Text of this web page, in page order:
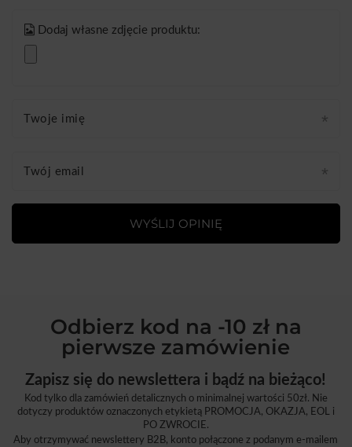
Dodaj własne zdjęcie produktu:
Twoje imię
Twój email
WYŚLIJ OPINIĘ
Odbierz kod na -10 zł na
pierwsze zamówienie
Zapisz się do newslettera i bądź na bieżąco!
Kod tylko dla zamówień detalicznych o minimalnej wartości 50zł. Nie
dotyczy produktów oznaczonych etykietą PROMOCJA, OKAZJA, EOL i
PO ZWROCIE.
Aby otrzymywać newslettery B2B, konto połączone z podanym e-mailem